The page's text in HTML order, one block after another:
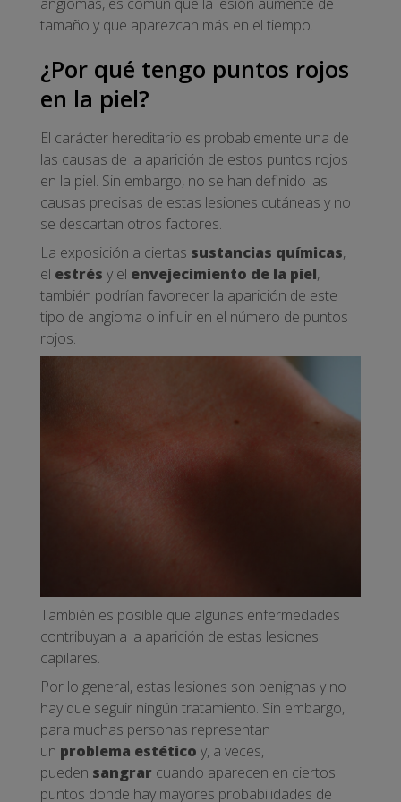
angiomas, es común que la lesión aumente de
tamaño y que aparezcan más en el tiempo.
¿Por qué tengo puntos rojos
en la piel?
El carácter hereditario es probablemente una de
las causas de la aparición de estos puntos rojos
en la piel. Sin embargo, no se han definido las
causas precisas de estas lesiones cutáneas y no
se descartan otros factores.
La exposición a ciertas sustancias químicas,
el estrés y el envejecimiento de la piel,
también podrían favorecer la aparición de este
tipo de angioma o influir en el número de puntos
rojos.
También es posible que algunas enfermedades
contribuyan a la aparición de estas lesiones
capilares.
Por lo general, estas lesiones son benignas y no
hay que seguir ningún tratamiento. Sin embargo,
para muchas personas representan
un problema estético y, a veces,
pueden sangrar cuando aparecen en ciertos
puntos donde hay mayores probabilidades de